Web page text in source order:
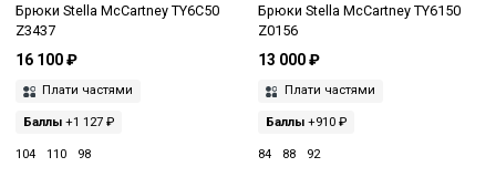
Брюки Stella McCartney TY6C50
Z3437
16 100 ₽
Плати частями
Баллы +1 127 ₽
104 110 98
Брюки Stella McCartney TY6150
Z0156
13 000 ₽
Плати частями
Баллы+910 ₽
84 88 92